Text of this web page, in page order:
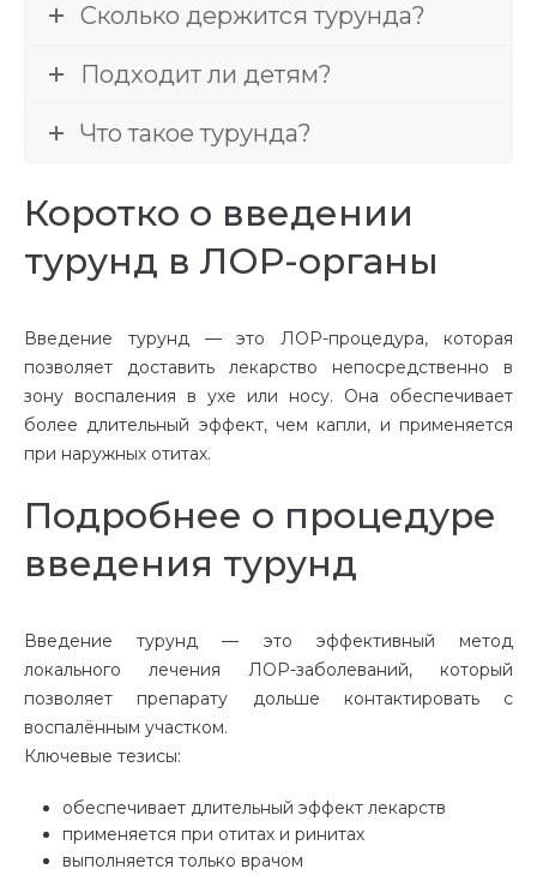
Сколько держится турунда?
Подходит ли детям?
Что такое турунда?
Коротко о введении
турунд в ЛОР-органы
Введение турунд — это ЛОР-процедура, которая
позволяет доставить лекарство непосредственно в
зону воспаления в ухе или носу. Она обеспечивает
более длительный эффект, чем капли, и применяется
при наружных отитах.
Подробнее о процедуре
введения турунд
Введение турунд — это эффективный метод
локального лечения ЛОР-заболеваний, который
позволяет препарату дольше контактировать с
воспалённым участком.
Ключевые тезисы:
обеспечивает длительный эффект лекарств
применяется при отитах и ринитах
выполняется только врачом